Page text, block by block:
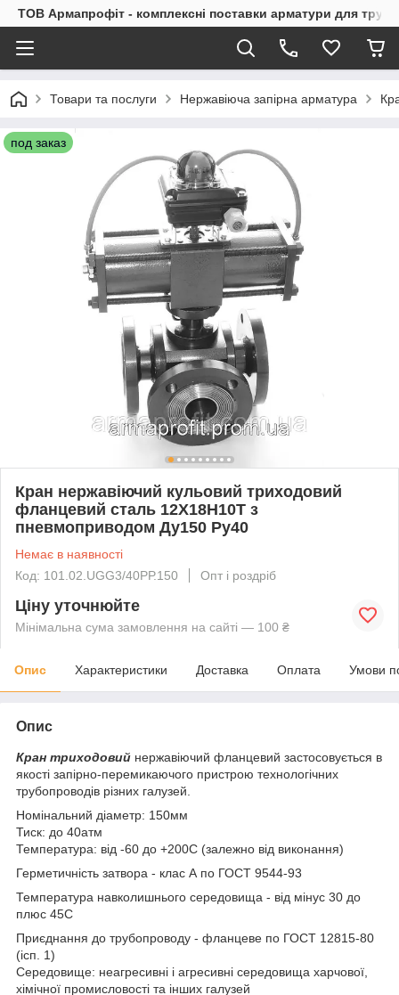
ТОВ Армапрофіт - комплексні поставки арматури для
Товари та послуги Нержавіюча запірна арматура
под заказ
Кран нержавіючий кульовий триходовий
фланцевий сталь 12Х18Н10Т з
пневмоприводом Ду150 Ру40
Немає в наявності
Код: 101.02.UGG3/40РР.150
Опт і роздріб
Ціну уточнюйте
Мінімальна сума замовлення на сайті — 100 ₴
Опис Характеристики Доставка Оплата Умови
Опис
Кран триходовий нержавіючий фланцевий застосовується в
якості запірно-перемикаючого пристрою технологічних
трубопроводів різних галузей.
Номінальний діаметр: 150мм
Тиск: до 40атм
Температура: від -60 до +200С (залежно від виконання)
Герметичність затвора - клас А по ГОСТ 9544-93
Температура навколишнього середовища - від мінус 30 до
плюс 45С
Приєднання до трубопроводу - фланцеве по ГОСТ 12815-80
(ісп. 1)
Середовище: неагресивні і агресивні середовища харчової,
хімічної промисловості та інших галузей